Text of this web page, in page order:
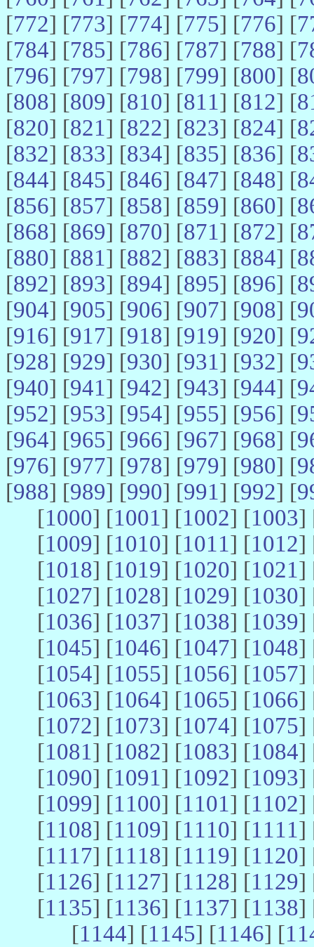
[772] [773] [774] [775] [776] [
[784] [785] [786] [787] [788] [
[796] [797] [798] [799] [800] [
[808] [809] [810] [811] [812] [
[820] [821] [822] [823] [824] [
[832] [833] [834] [835] [836] [
[844] [845] [846] [847] [848] [
[856] [857] [858] [859] [860] [
[868] [869] [870] [871] [872] [
[880] [881] [882] [883] [884] [
[892] [893] [894] [895] [896] [
[904] [905] [906] [907] [908] [
[916] [917] [918] [919] [920] [
[928] [929] [930] [931] [932] [
[940] [941] [942] [943] [944] [
[952] [953] [954] [955] [956] [
[964] [965] [966] [967] [968] [
[976] [977] [978] [979] [980] [
[988] [989] [990] [991] [992] [
[1000] [1001] [1002] [1003]
[1009] [1010] [1011] [1012]
[1018] [1019] [1020] [1021]
[1027] [1028] [1029] [1030]
[1036] [1037] [1038] [1039]
[1045] [1046] [1047] [1048]
[1054] [1055] [1056] [1057]
[1063] [1064] [1065] [1066]
[1072] [1073] [1074] [1075]
[1081] [1082] [1083] [1084]
[1090] [1091] [1092] [1093]
[1099] [1100] [1101] [1102]
[1108] [1109] [1110] [1111]
[1117] [1118] [1119] [1120]
[1126] [1127] [1128] [1129]
[1135] [1136] [1137] [1138]
[1144] [1145] [1146] [